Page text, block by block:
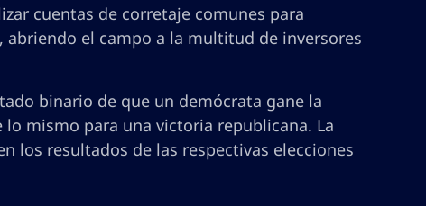
cuentas de corretaje comunes para
el campo a la multitud de inversores
binario de que un demócrata gane la
lo mismo para una victoria republicana. La
los resultados de las respectivas elecciones